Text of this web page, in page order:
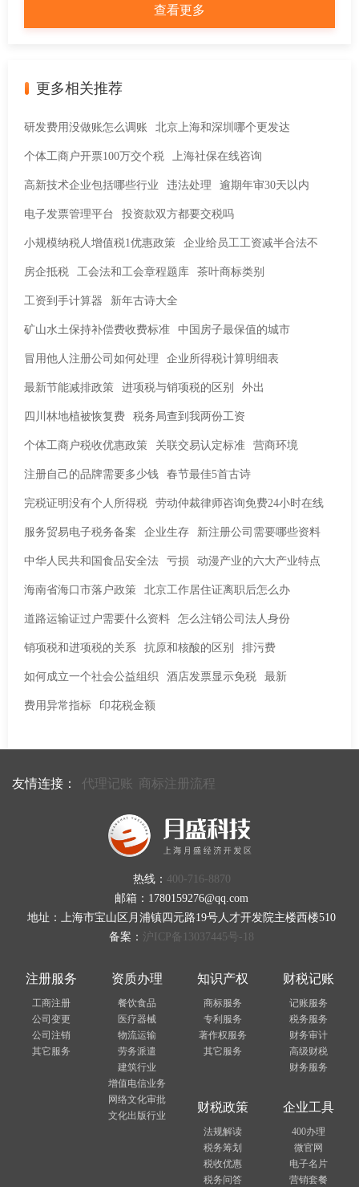
查看更多
更多相关推荐
研发费用没做账怎么调账 北京上海和深圳哪个更发达
个体工商户开票100万交个税 上海社保在线咨询
高新技术企业包括哪些行业 违法处理 逾期年审30天以内
电子发票管理平台 投资款双方都要交税吗
小规模纳税人增值税1优惠政策 企业给员工工资减半合法不
房企抵税 工会法和工会章程题库 茶叶商标类别
工资到手计算器 新年古诗大全
矿山水土保持补偿费收费标准 中国房子最保值的城市
冒用他人注册公司如何处理 企业所得税计算明细表
最新节能减排政策 进项税与销项税的区别 外出
四川林地植被恢复费 税务局查到我两份工资
个体工商户税收优惠政策 关联交易认定标准 营商环境
注册自己的品牌需要多少钱 春节最佳5首古诗
完税证明没有个人所得税 劳动仲裁律师咨询免费24小时在线
服务贸易电子税务备案 企业生存 新注册公司需要哪些资料
中华人民共和国食品安全法 亏损 动漫产业的六大产业特点
海南省海口市落户政策 北京工作居住证离职后怎么办
道路运输证过户需要什么资料 怎么注销公司法人身份
销项税和进项税的关系 抗原和核酸的区别 排污费
如何成立一个社会公益组织 酒店发票显示免税 最新
费用异常指标 印花税金额
友情连接： 代理记账 商标注册流程
热线： 400-716-8870
邮箱：1780159276@qq.com
地址：上海市宝山区月浦镇四元路19号人才开发院主楼西楼510
备案： 沪ICP备13037445号-18
注册服务
工商注册
公司变更
公司注销
其它服务
资质办理
餐饮食品
医疗器械
物流运输
劳务派遣
建筑行业
增值电信业务
网络文化审批
文化出版行业
知识产权
商标服务
专利服务
著作权服务
其它服务
财税记账
记账服务
税务服务
财务审计
高级财税
财务服务
财税政策
法规解读
税务筹划
税收优惠
税务问答
企业工具
400办理
微官网
电子名片
营销套餐